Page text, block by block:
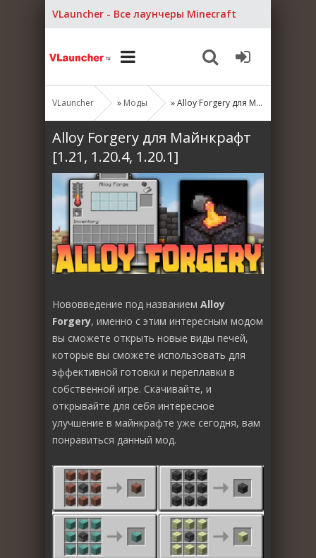
VLauncher - Все лаунчеры Minecraft
VLauncher » Моды » Alloy Forgery для Майнкрафт [1.21, 1.20.4, 1.20.1]
Alloy Forgery для Майнкрафт
[1.21, 1.20.4, 1.20.1]
Нововведение под названием Alloy
Forgery, именно с этим интересным модом
вы сможете открыть новые виды печей,
которые вы сможете использовать для
эффективной готовки и переплавки в
собственной игре. Скачивайте, и
открывайте для себя интересное
улучшение в майнкрафте уже сегодня, вам
понравиться данный мод.